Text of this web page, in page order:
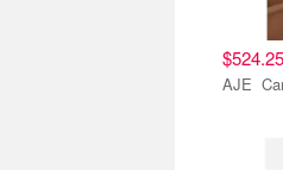
$524.25